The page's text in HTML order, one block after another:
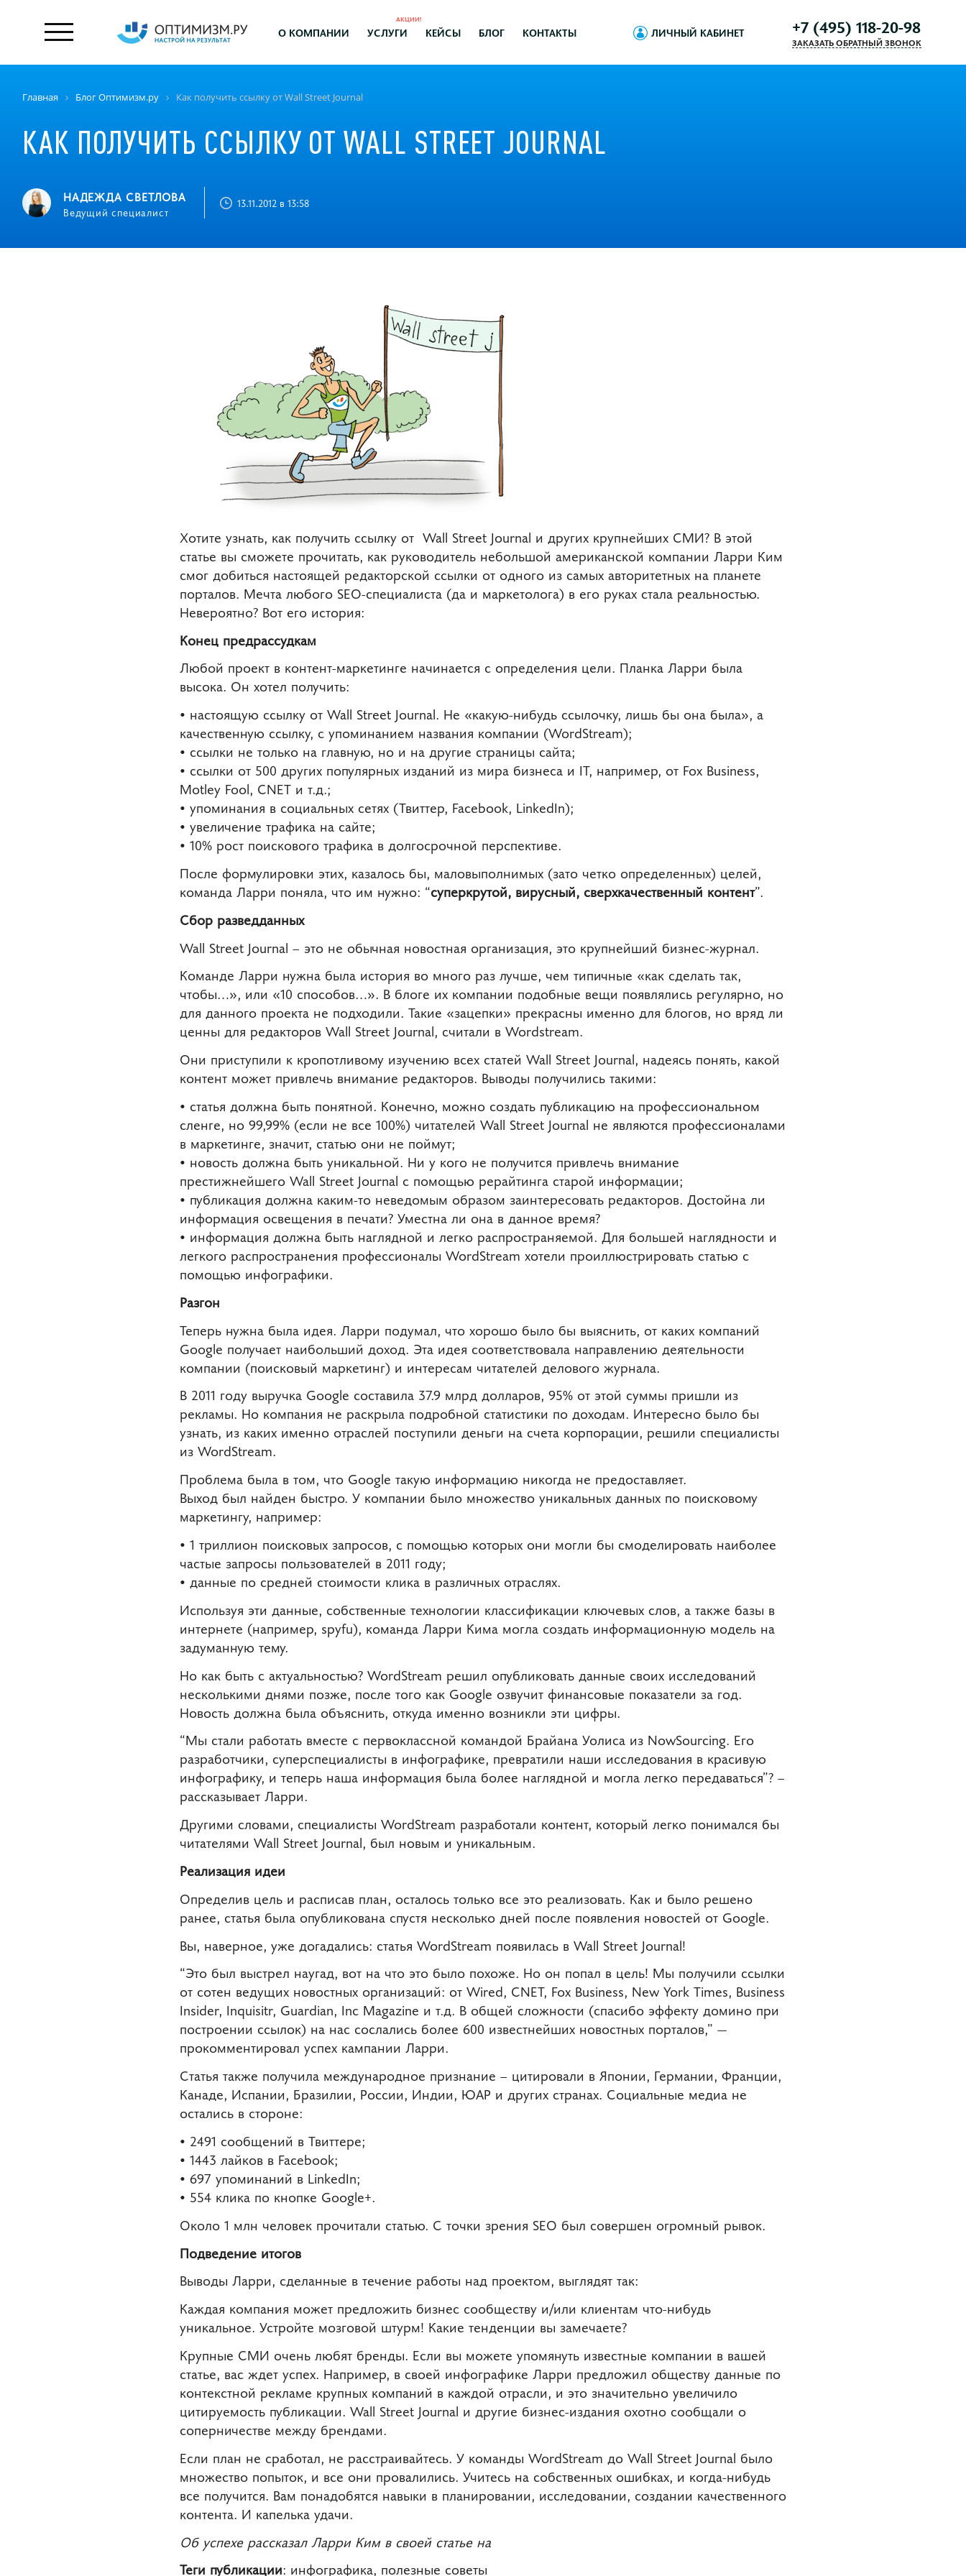
О КОМПАНИИ УСЛУГИ
АКЦИИ!
КЕЙСЫ БЛОГ КОНТАКТЫ ЛИЧНЫЙ КАБИНЕТ +7 (495) 118-20-98
ЗАКАЗАТЬ ОБРАТНЫЙ ЗВОНОК
Главная Блог Оптимизм.ру Как получить ссылку от Wall Street Journal
КАК ПОЛУЧИТЬ ССЫЛКУ ОТ WALL STREET JOURNAL
НАДЕЖДА СВЕТЛОВА
Ведущий специалист
13.11.2012 в 13:58
Хотите узнать, как получить ссылку от Wall Street Journal и других крупнейших СМИ? В этой
статье вы сможете прочитать, как руководитель небольшой американской компании Ларри Ким
смог добиться настоящей редакторской ссылки от одного из самых авторитетных на планете
порталов. Мечта любого SEO-специалиста (да и маркетолога) в его руках стала реальностью.
Невероятно? Вот его история:
Конец предрассудкам
Любой проект в контент-маркетинге начинается с определения цели. Планка Ларри была
высока. Он хотел получить:
• настоящую ссылку от Wall Street Journal. Не «какую-нибудь ссылочку, лишь бы она была», а
качественную ссылку, с упоминанием названия компании (WordStream);
• ссылки не только на главную, но и на другие страницы сайта;
• ссылки от 500 других популярных изданий из мира бизнеса и IT, например, от Fox Business,
Motley Fool, CNET и т.д.;
• упоминания в социальных сетях (Твиттер, Facebook, LinkedIn);
• увеличение трафика на сайте;
• 10% рост поискового трафика в долгосрочной перспективе.
После формулировки этих, казалось бы, маловыполнимых (зато четко определенных) целей,
команда Ларри поняла, что им нужно: “суперкрутой, вирусный, сверхкачественный контент”.
Сбор разведданных
Wall Street Journal – это не обычная новостная организация, это крупнейший бизнес-журнал.
Команде Ларри нужна была история во много раз лучше, чем типичные «как сделать так,
чтобы…», или «10 способов…». В блоге их компании подобные вещи появлялись регулярно, но
для данного проекта не подходили. Такие «зацепки» прекрасны именно для блогов, но вряд ли
ценны для редакторов Wall Street Journal, считали в Wordstream.
Они приступили к кропотливому изучению всех статей Wall Street Journal, надеясь понять, какой
контент может привлечь внимание редакторов. Выводы получились такими:
• статья должна быть понятной. Конечно, можно создать публикацию на профессиональном
сленге, но 99,99% (если не все 100%) читателей Wall Street Journal не являются профессионалами
в маркетинге, значит, статью они не поймут;
• новость должна быть уникальной. Ни у кого не получится привлечь внимание
престижнейшего Wall Street Journal с помощью рерайтинга старой информации;
• публикация должна каким-то неведомым образом заинтересовать редакторов. Достойна ли
информация освещения в печати? Уместна ли она в данное время?
• информация должна быть наглядной и легко распространяемой. Для большей наглядности и
легкого распространения профессионалы WordStream хотели проиллюстрировать статью с
помощью инфографики.
Разгон
Теперь нужна была идея. Ларри подумал, что хорошо было бы выяснить, от каких компаний
Google получает наибольший доход. Эта идея соответствовала направлению деятельности
компании (поисковый маркетинг) и интересам читателей делового журнала.
В 2011 году выручка Google составила 37.9 млрд долларов, 95% от этой суммы пришли из
рекламы. Но компания не раскрыла подробной статистики по доходам. Интересно было бы
узнать, из каких именно отраслей поступили деньги на счета корпорации, решили специалисты
из WordStream.
Проблема была в том, что Google такую информацию никогда не предоставляет.
Выход был найден быстро. У компании было множество уникальных данных по поисковому
маркетингу, например:
• 1 триллион поисковых запросов, с помощью которых они могли бы смоделировать наиболее
частые запросы пользователей в 2011 году;
• данные по средней стоимости клика в различных отраслях.
Используя эти данные, собственные технологии классификации ключевых слов, а также базы в
интернете (например, spyfu), команда Ларри Кима могла создать информационную модель на
задуманную тему.
Но как быть с актуальностью? WordStream решил опубликовать данные своих исследований
несколькими днями позже, после того как Google озвучит финансовые показатели за год.
Новость должна была объяснить, откуда именно возникли эти цифры.
“Мы стали работать вместе с первоклассной командой Брайана Уолиса из NowSourcing. Его
разработчики, суперспециалисты в инфографике, превратили наши исследования в красивую
инфографику, и теперь наша информация была более наглядной и могла легко передаваться”? –
рассказывает Ларри.
Другими словами, специалисты WordStream разработали контент, который легко понимался бы
читателями Wall Street Journal, был новым и уникальным.
Реализация идеи
Определив цель и расписав план, осталось только все это реализовать. Как и было решено
ранее, статья была опубликована спустя несколько дней после появления новостей от Google.
Вы, наверное, уже догадались: статья WordStream появилась в Wall Street Journal!
“Это был выстрел наугад, вот на что это было похоже. Но он попал в цель! Мы получили ссылки
от сотен ведущих новостных организаций: от Wired, CNET, Fox Business, New York Times, Business
Insider, Inquisitr, Guardian, Inc Magazine и т.д. В общей сложности (спасибо эффекту домино при
построении ссылок) на нас сослались более 600 известнейших новостных порталов,” —
прокомментировал успех кампании Ларри.
Статья также получила международное признание – цитировали в Японии, Германии, Франции,
Канаде, Испании, Бразилии, России, Индии, ЮАР и других странах. Социальные медиа не
остались в стороне:
• 2491 сообщений в Твиттере;
• 1443 лайков в Facebook;
• 697 упоминаний в LinkedIn;
• 554 клика по кнопке Google+.
Около 1 млн человек прочитали статью. С точки зрения SEO был совершен огромный рывок.
Подведение итогов
Выводы Ларри, сделанные в течение работы над проектом, выглядят так:
Каждая компания может предложить бизнес сообществу и/или клиентам что-нибудь
уникальное. Устройте мозговой штурм! Какие тенденции вы замечаете?
Крупные СМИ очень любят бренды. Если вы можете упомянуть известные компании в вашей
статье, вас ждет успех. Например, в своей инфографике Ларри предложил обществу данные по
контекстной рекламе крупных компаний в каждой отрасли, и это значительно увеличило
цитируемость публикации. Wall Street Journal и другие бизнес-издания охотно сообщали о
соперничестве между брендами.
Если план не сработал, не расстраивайтесь. У команды WordStream до Wall Street Journal было
множество попыток, и все они провалились. Учитесь на собственных ошибках, и когда-нибудь
все получится. Вам понадобятся навыки в планировании, исследовании, создании качественного
контента. И капелька удачи.
Об успехе рассказал Ларри Ким в своей статье на
Теги публикации: инфографика, полезные советы